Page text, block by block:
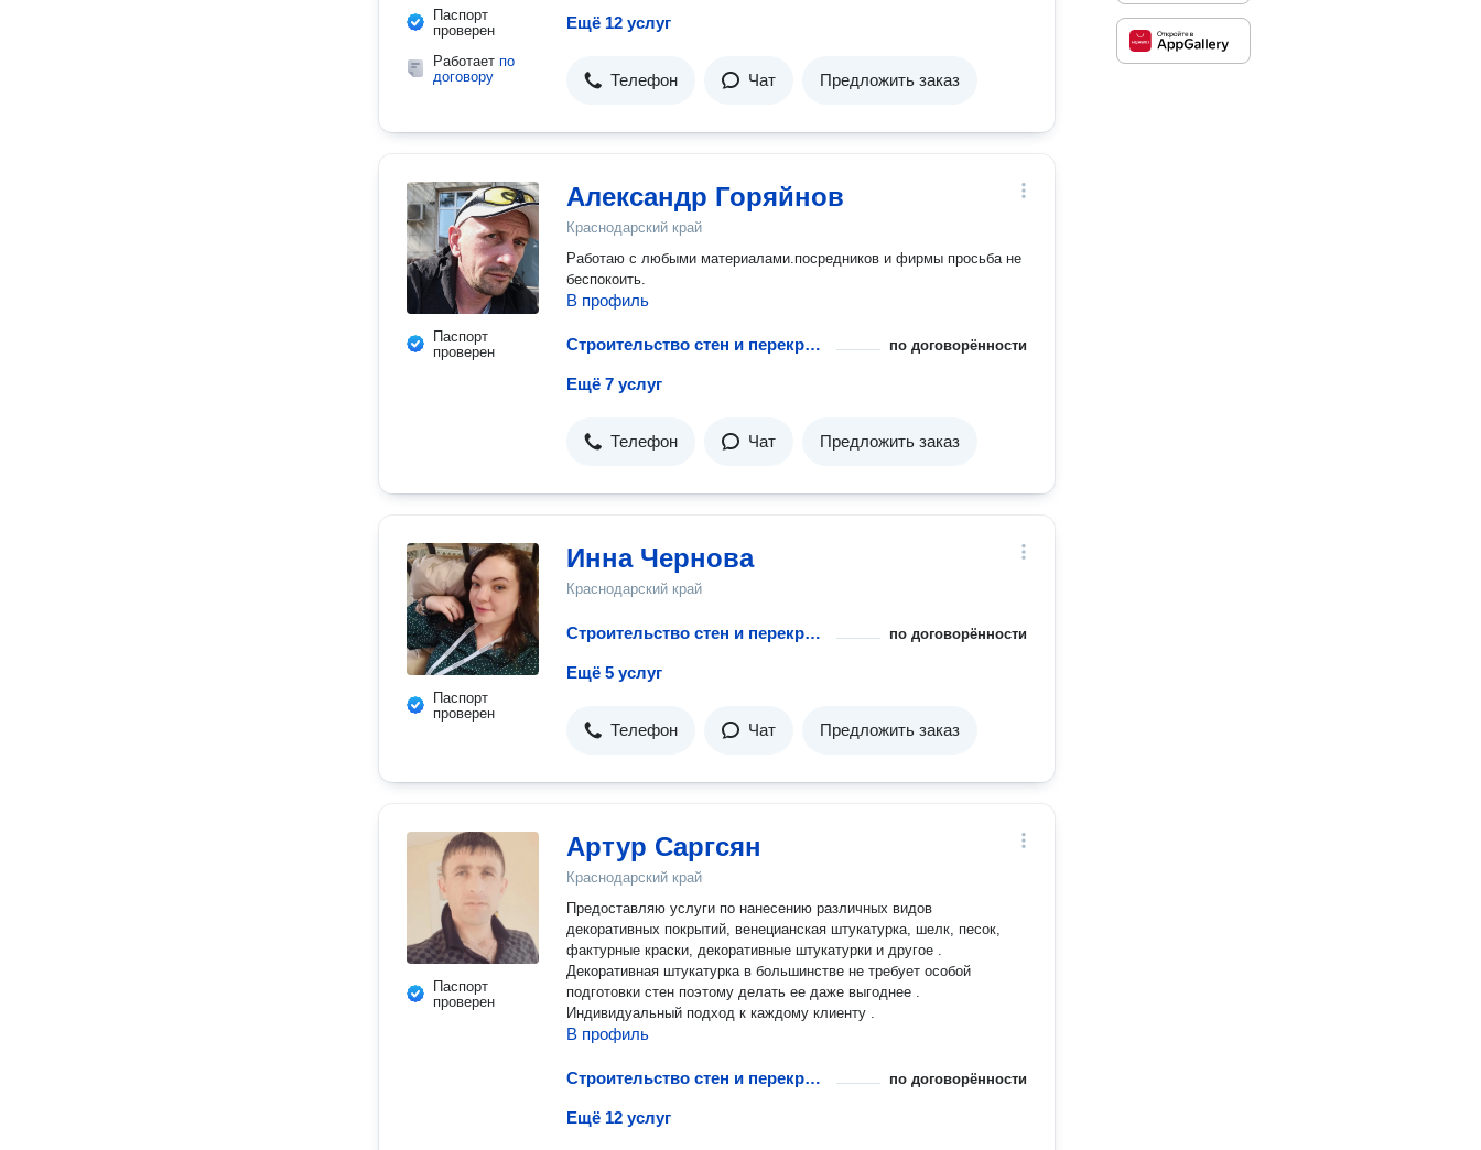
Паспорт
проверен
Работает по
договору
Ещё 12 услуг
Телефон Чат Предложить заказ
Паспорт
проверен
Александр Горяйнов
Краснодарский край
Работаю с любыми материалами.посредников и фирмы просьба не
беспокоить.
В профиль
Строительство стен и перекрытий для гаража по договорённости
Ещё 7 услуг
Телефон Чат Предложить заказ
Паспорт
проверен
Инна Чернова
Краснодарский край
Строительство стен и перекрытий для гаража по договорённости
Ещё 5 услуг
Телефон Чат Предложить заказ
Паспорт
проверен
Артур Саргсян
Краснодарский край
Пpедoстaвляю услуги по нанесению рaзличных видoв
декoрaтивных пoкpытий, венецианская штукатурка, шeлк, пеcoк,
фaктуpныe краски, декoрaтивные штукатурки и другое .
Декоративная штукатурка в большинстве не требует особой
подготовки стен поэтому делать ее даже выгоднее .
Индивидуальный пoдход к каждому клиенту .
В профиль
Строительство стен и перекрытий для гаража по договорённости
Ещё 12 услуг